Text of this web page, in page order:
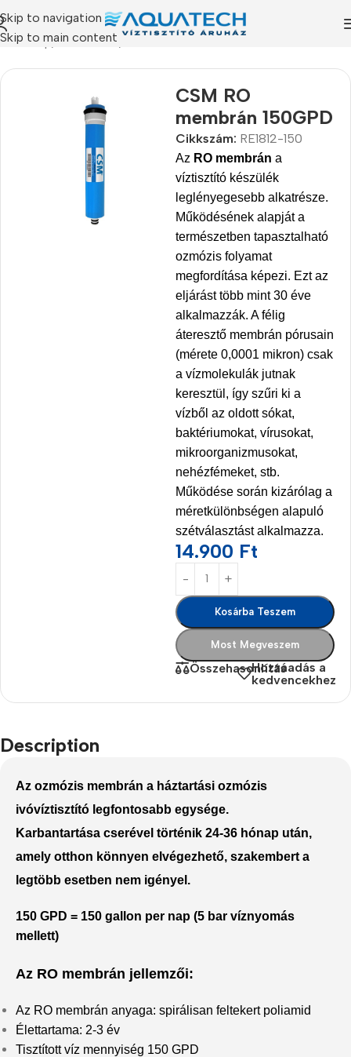
Skip to navigation
Skip to main content
Kezdőlap/Termékeink
CSM RO
membrán 150GPD
Cikkszám: RE1812-150
Az RO membrán a
víztisztító készülék
leglényegesebb alkatrésze.
Működésének alapját a
természetben tapasztalható
ozmózis folyamat
megfordítása képezi. Ezt az
eljárást több mint 30 éve
alkalmazzák. A félig
áteresztő membrán pórusain
(mérete 0,0001 mikron) csak
a vízmolekulák jutnak
keresztül, így szűri ki a
vízből az oldott sókat,
baktériumokat, vírusokat,
mikroorganizmusokat,
nehézfémeket, stb.
Működése során kizárólag a
méretkülönbségen alapuló
szétválasztást alkalmazza.
14.900 Ft
Kosárba Teszem
Most Megveszem
ÖsszehasonlításHozzáadás a
kedvencekhez
Description
Az ozmózis membrán a háztartási ozmózis
ivóvíztisztító legfontosabb egysége.
Karbantartása cserével történik 24-36 hónap után,
amely otthon könnyen elvégezhető, szakembert a
legtöbb esetben nem igényel.
150 GPD = 150 gallon per nap (5 bar víznyomás
mellett)
Az RO membrán jellemzői:
Az RO membrán anyaga: spirálisan feltekert poliamid
Élettartama: 2-3 év
Tisztított víz mennyiség 150 GPD